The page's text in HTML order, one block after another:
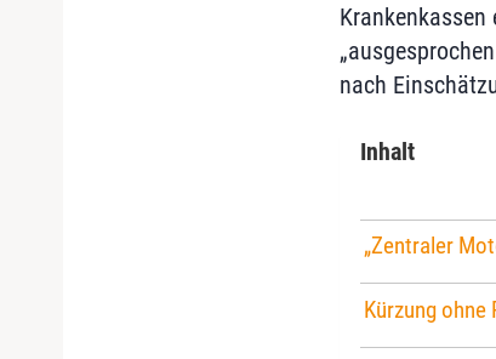
nach
Inhalt
„Zentraler
Kürzung